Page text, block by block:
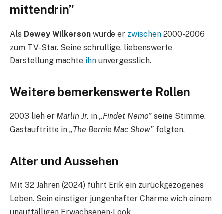
mittendrin”
Als Dewey Wilkerson wurde er zwischen 2000-2006
zum TV-Star. Seine schrullige, liebenswerte
Darstellung machte ihn unvergesslich.
Weitere bemerkenswerte Rollen
2003 lieh er Marlin Jr. in „Findet Nemo” seine Stimme.
Gastauftritte in „The Bernie Mac Show” folgten.
Alter und Aussehen
Mit 32 Jahren (2024) führt Erik ein zurückgezogenes
Leben. Sein einstiger jungenhafter Charme wich einem
unauffälligen Erwachsenen-Look.